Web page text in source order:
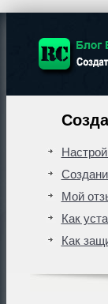
Мой
Как
Как